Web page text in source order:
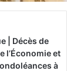
| Décès de
l’Économie et
à